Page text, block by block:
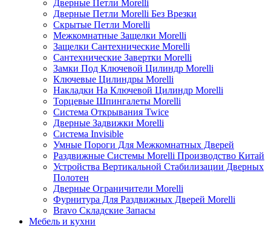
Дверные Петли Morelli
Дверные Петли Morelli Без Врезки
Скрытые Петли Morelli
Межкомнатные Защелки Morelli
Защелки Сантехнические Morelli
Сантехнические Завертки Morelli
Замки Под Ключевой Цилиндр Morelli
Ключевые Цилиндры Morelli
Накладки На Ключевой Цилиндр Morelli
Торцевые Шпингалеты Morelli
Система Открывания Twice
Дверные Задвижки Morelli
Система Invisible
Умные Пороги Для Межкомнатных Дверей
Раздвижные Системы Morelli Производство Китай
Устройства Вертикальной Стабилизации Дверных
Полотен
Дверные Ограничители Morelli
Фурнитура Для Раздвижных Дверей Morelli
Bravo Складские Запасы
Мебель и кухни